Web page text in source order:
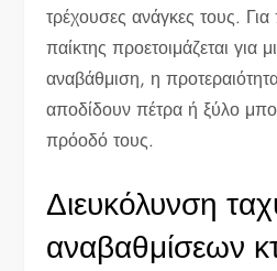
τρέχουσες ανάγκες τους.
παίκτης προετοιμάζεται για
αναβάθμιση, η
αποδίδουν πέτρα ή ξύλο
πρόοδό τους.
Διευκόλυνση
αναβαθμίσεων